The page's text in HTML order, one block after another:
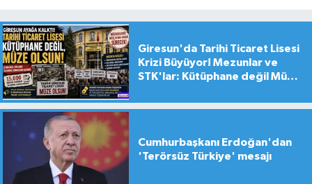
Giresun'da Tarihi Ticaret Lisesi
Krizi Büyüyor! Mezunlar ve
STK'lar: Kütüphane değil Müze
Cumhurbaşkanı Erdoğan'dan
'Terörsüz Türkiye' mesajı